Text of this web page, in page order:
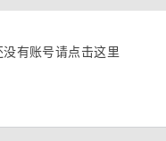
有账号请点击这里